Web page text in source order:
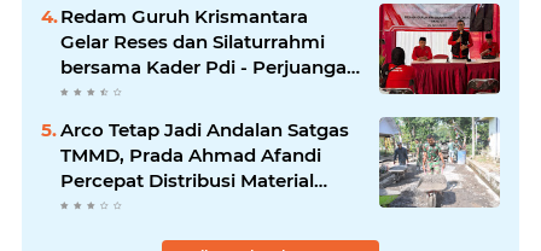
Redam Guruh Krismantara
Gelar Reses dan Silaturrahmi
bersama Kader Pdi - Perjuangan
Se -Kecamatan Lawang.
Arco Tetap Jadi Andalan Satgas
TMMD, Prada Ahmad Afandi
Percepat Distribusi Material
Pengecoran